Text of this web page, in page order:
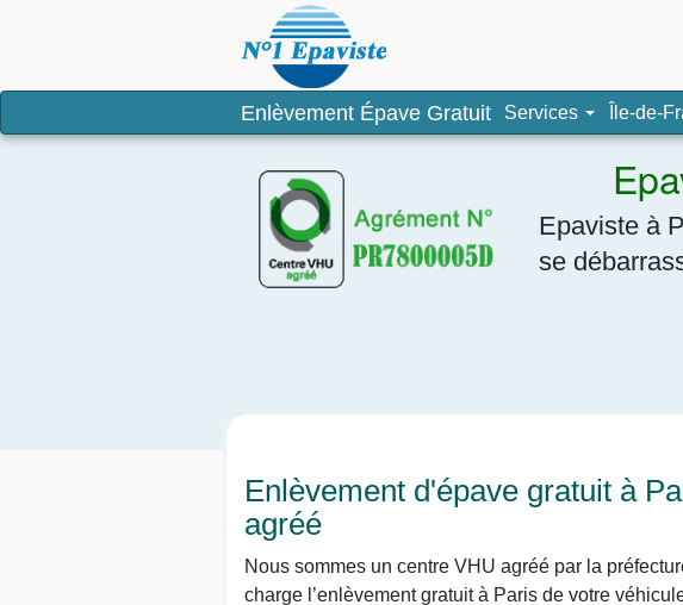
Enlèvement Épave Gratuit Services Île-de-
Epaviste à
se
Enlèvement d'épave gratuit à
agréé
Nous sommes un centre VHU agréé par la
charge l’enlèvement gratuit à Paris de votre